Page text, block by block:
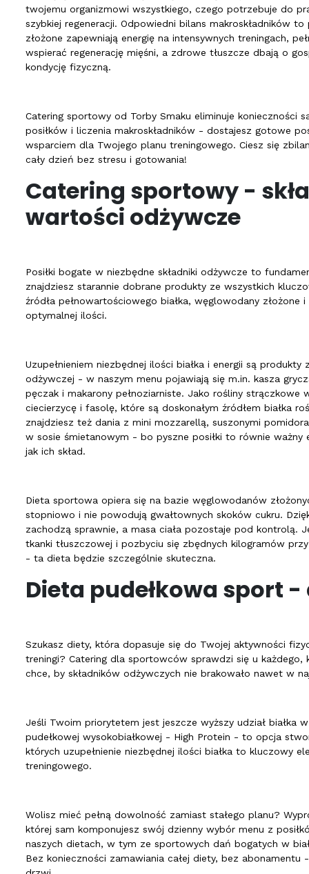
twojemu organizmowi wszystkiego, czego potrzebuje do
szybkiej regeneracji. Odpowiedni bilans makroskładników
złożone zapewniają energię na intensywnych treningach,
wspierać regenerację mięśni, a zdrowe tłuszcze dbają o
kondycję fizyczną.
Catering sportowy od Torby Smaku eliminuje konieczności
posiłków i liczenia makroskładników - dostajesz gotowe
wsparciem dla Twojego planu treningowego. Ciesz się
cały dzień bez stresu i gotowania!
Catering sportowy -
wartości odżywcze
Posiłki bogate w niezbędne składniki odżywcze to
znajdziesz starannie dobrane produkty ze wszystkich
źródła pełnowartościowego białka, węglowodany złożone
optymalnej ilości.
Uzupełnieniem niezbędnej ilości białka i energii są
odżywczej - w naszym menu pojawiają się m.in. kasza
pęczak i makarony pełnoziarniste. Jako rośliny strączkowe
ciecierzycę i fasolę, które są doskonałym źródłem białka
znajdziesz też dania z mini mozzarellą, suszonymi
w sosie śmietanowym - bo pyszne posiłki to równie ważny
jak ich skład.
Dieta sportowa opiera się na bazie węglowodanów
stopniowo i nie powodują gwałtownych skoków cukru.
zachodzą sprawnie, a masa ciała pozostaje pod kontrolą.
tkanki tłuszczowej i pozbyciu się zbędnych kilogramów
- ta dieta będzie szczególnie skuteczna.
Dieta pudełkowa sport
Szukasz diety, która dopasuje się do Twojej aktywności
treningi? Catering dla sportowców sprawdzi się u
chce, by składników odżywczych nie brakowało nawet w
Jeśli Twoim priorytetem jest jeszcze wyższy udział białka
pudełkowej wysokobiałkowej - High Protein - to opcja
których uzupełnienie niezbędnej ilości białka to kluczowy
treningowego.
Wolisz mieć pełną dowolność zamiast stałego planu?
której sam komponujesz swój dzienny wybór menu z
naszych dietach, w tym ze sportowych dań bogatych w
Bez konieczności zamawiania całej diety, bez